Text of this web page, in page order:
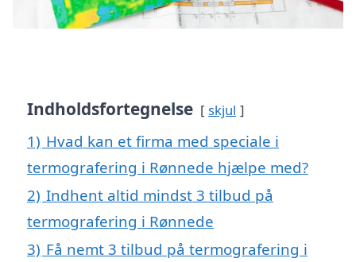
Indholdsfortegnelse skjul
1) Hvad kan et firma med speciale i
termografering i Rønnede hjælpe med?
2) Indhent altid mindst 3 tilbud på
termografering i Rønnede
3) Få nemt 3 tilbud på termografering i